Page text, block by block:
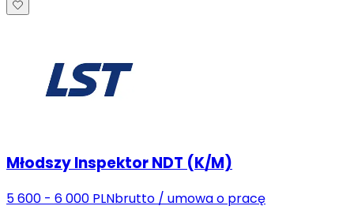
Młodszy Inspektor NDT (K/M)
5 600 - 6 000 PLNbrutto / umowa o pracę